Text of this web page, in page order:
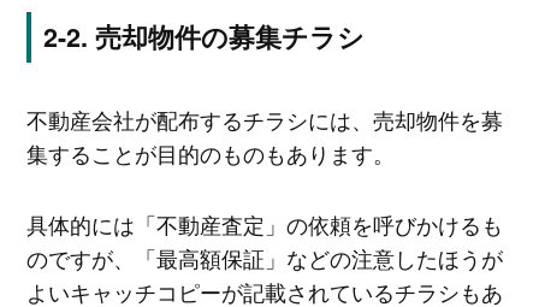
売却物件の募集チラシ
不動産会社が配布するチラシには、売却物件を募
集することが目的のものもあります。
具体的には「不動産査定」の依頼を呼びかけるも
のですが、「最高額保証」などの注意したほうが
よいキャッチコピーが記載されているチラシもあ